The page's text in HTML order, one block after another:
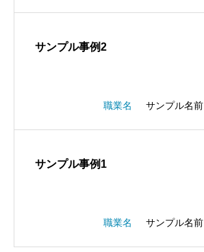
サンプル事例2
職業名 サンプル名前
サンプル事例1
職業名 サンプル名前